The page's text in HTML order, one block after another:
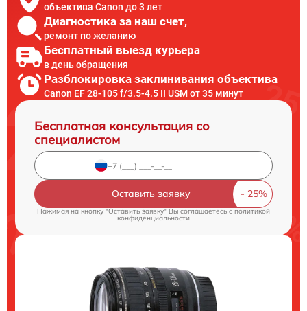
объектива Canon до 3 лет
Диагностика за наш счет,
ремонт по желанию
Бесплатный выезд курьера
в день обращения
Разблокировка заклинивания объектива
Canon EF 28-105 f/3.5-4.5 II USM от 35 минут
Бесплатная консультация со
специалистом
Оставить заявку
Нажимая на кнопку "Оставить заявку" Вы соглашаетесь cполитикой
конфиденциальности